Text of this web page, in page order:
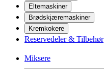
Eltemaskiner
Brødskjæremaskiner
Kremkokere
Reservedeler & Tilbehør
Miksere